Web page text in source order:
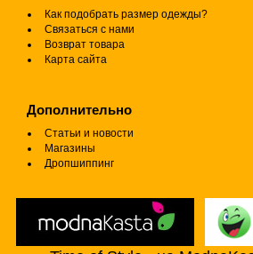
Как подобрать размер одежды?
Связаться с нами
Возврат товара
Карта сайта
Дополнительно
Статьи и новости
Магазины
Дропшиппинг